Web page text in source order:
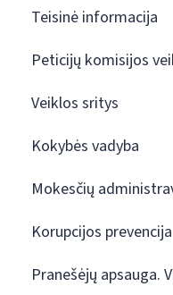
Teisinė informacija
Peticijų komisijos
Veiklos sritys
Kokybės vadyba
Mokesčių
Korupcijos prevencija
Pranešėjų apsauga.